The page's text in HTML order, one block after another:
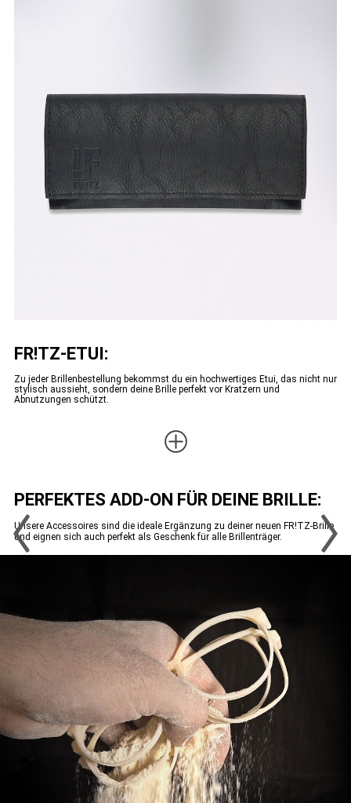
FR!TZ-ETUI:
Zu jeder Brillenbestellung bekommst du ein hochwertiges Etui, das nicht nur
stylisch aussieht, sondern deine Brille perfekt vor Kratzern und
Abnutzungen schützt.
PERFEKTES ADD-ON FÜR DEINE BRILLE:
Unsere Accessoires sind die ideale Ergänzung zu deiner neuen FR!TZ-Brille
und eignen sich auch perfekt als Geschenk für alle Brillenträger.